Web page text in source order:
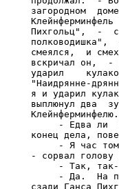
загородном
Пихгольц",  -
полководишка",
смеялся,  и
вскричал он,  -
ударил
"Наидрянне-
я и ударил
выплюнул два
- Едва ли
конец дела,
- Я час
- сорвал голову
- Так,
- Да.  На
сзади Ганса